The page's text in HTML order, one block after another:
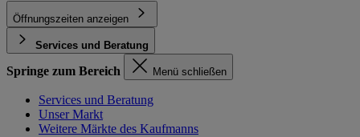
Öffnungszeiten anzeigen
Services und Beratung
Springe zum Bereich Menü schließen
Services und Beratung
Unser Markt
Weitere Märkte des Kaufmanns